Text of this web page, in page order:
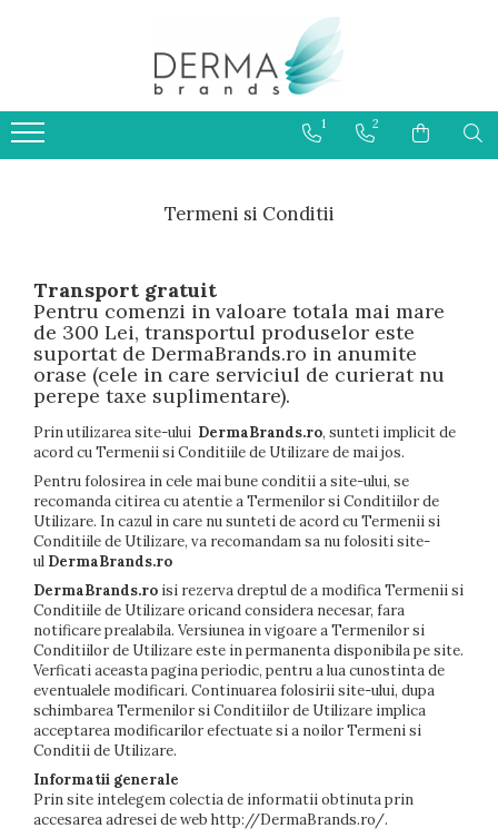
PRODUSE CU PROTECTIE
SOLARA 50+ PENTRU COPII
1 2
Termeni si Conditii
Transport gratuit
Pentru comenzi in valoare totala mai mare
de 300 Lei, transportul produselor este
suportat de DermaBrands.ro in anumite
orase (cele in care serviciul de curierat nu
perepe taxe suplimentare).
Prin utilizarea site-ului DermaBrands.ro, sunteti implicit de
acord cu Termenii si Conditiile de Utilizare de mai jos.
Pentru folosirea in cele mai bune conditii a site-ului, se
recomanda citirea cu atentie a Termenilor si Conditiilor de
Utilizare. In cazul in care nu sunteti de acord cu Termenii si
Conditiile de Utilizare, va recomandam sa nu folositi site-
ul DermaBrands.ro
DermaBrands.ro isi rezerva dreptul de a modifica Termenii si
Conditiile de Utilizare oricand considera necesar, fara
notificare prealabila. Versiunea in vigoare a Termenilor si
Conditiilor de Utilizare este in permanenta disponibila pe site.
Verficati aceasta pagina periodic, pentru a lua cunostinta de
eventualele modificari. Continuarea folosirii site-ului, dupa
schimbarea Termenilor si Conditiilor de Utilizare implica
acceptarea modificarilor efectuate si a noilor Termeni si
Conditii de Utilizare.
Informatii generale
Prin site intelegem colectia de informatii obtinuta prin
accesarea adresei de web http://DermaBrands.ro/.